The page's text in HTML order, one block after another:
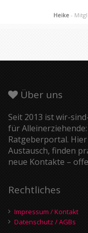
Heike -
Über uns
Seit 2013 ist wir-
für
Ratgeberportal.
Austausch, finden
neue Kontakte –
Rechtliches
Impressum / Kontakt
Datenschutz / AGBs